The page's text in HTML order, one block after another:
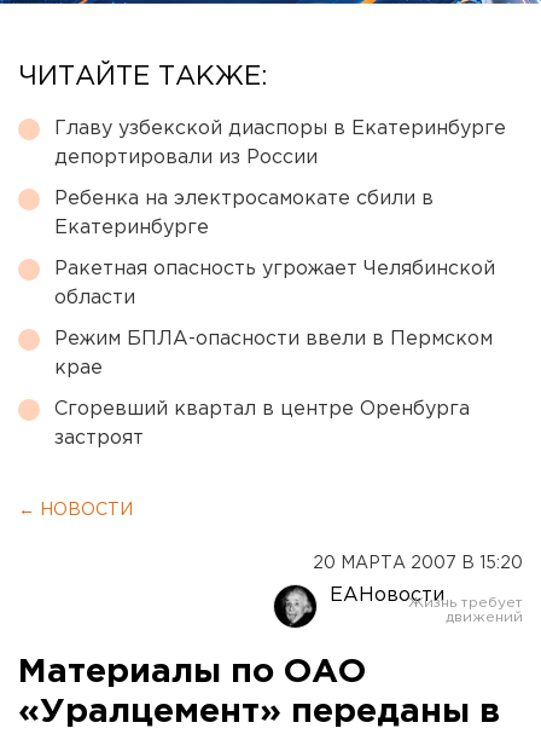
ЧИТАЙТЕ ТАКЖЕ:
Главу узбекской диаспоры в Екатеринбурге
депортировали из России
Ребенка на электросамокате сбили в
Екатеринбурге
Ракетная опасность угрожает Челябинской
области
Режим БПЛА-опасности ввели в Пермском
крае
Сгоревший квартал в центре Оренбурга
застроят
← НОВОСТИ
20 МАРТА 2007 В 15:20
ЕАНовости
Материалы по ОАО
«Уралцемент» переданы в